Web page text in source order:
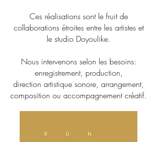
Ces réalisations sont le fruit de
collaborations étroites entre les artistes et
le studio Doyoulike.
Nous intervenons selon les besoins:
enregistrement, production,
direction artistique sonore, arrangement,
composition ou accompagnement créatif.